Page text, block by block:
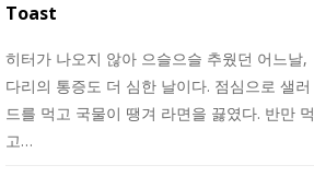
Toast
히터가 나오지 않아 으슬으슬 추웠던 어느날,
다리의 통증도 더 심한 날이다. 점심으로 샐러
드를 먹고 국물이 땡겨 라면을 끓였다. 반만 먹
고…